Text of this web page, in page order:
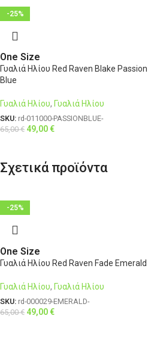
-25%
One Size
Γυαλιά Ηλίου Red Raven Blake Passion
Blue
Γυαλιά Ηλίου, Γυαλιά Ηλίου
SKU: rd-011000-PASSIONBLUE-
65,00€ 49,00€
Σχετικά προϊόντα
-25%
One Size
Γυαλιά Ηλίου Red Raven Fade Emerald
Γυαλιά Ηλίου, Γυαλιά Ηλίου
SKU: rd-000029-EMERALD-
65,00€ 49,00€